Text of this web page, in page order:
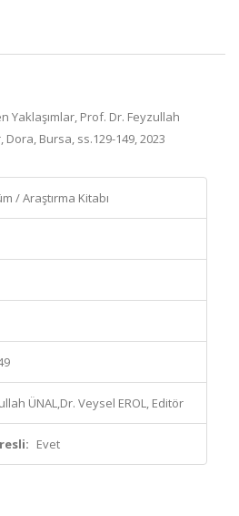
Yaklaşımlar, Prof. Dr. Feyzullah
Dora, Bursa, ss.129-149, 2023
/ Araştırma Kitabı
ÜNAL,Dr. Veysel EROL, Editör
Evet